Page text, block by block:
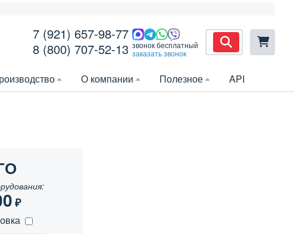
7 (921) 657-98-77
8 (800) 707-52-13 звонок бесплатный
заказать звонок
О компании Полезное API
₽